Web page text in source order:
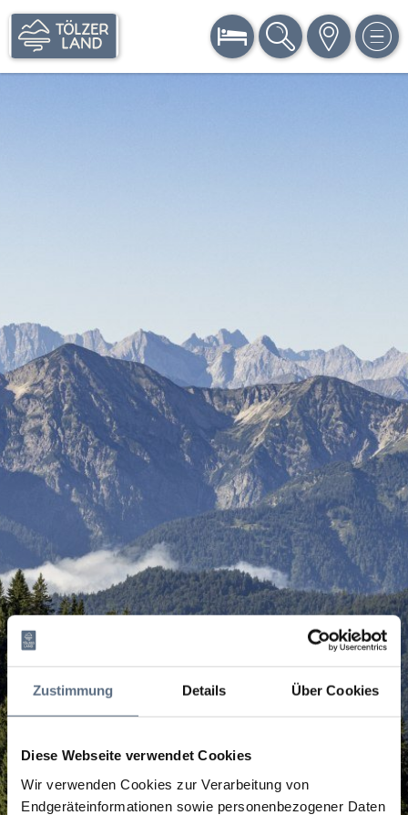
Zustimmung Details Über Cookies
Diese Webseite verwendet Cookies
Wir verwenden Cookies zur Verarbeitung von
Endgeräteinformationen sowie personenbezogener Daten
BUCHEN SUCHE KARTE MENÜ